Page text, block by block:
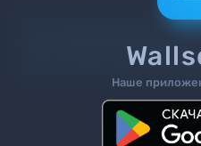
на сайт или
Поиск Теги
Наше